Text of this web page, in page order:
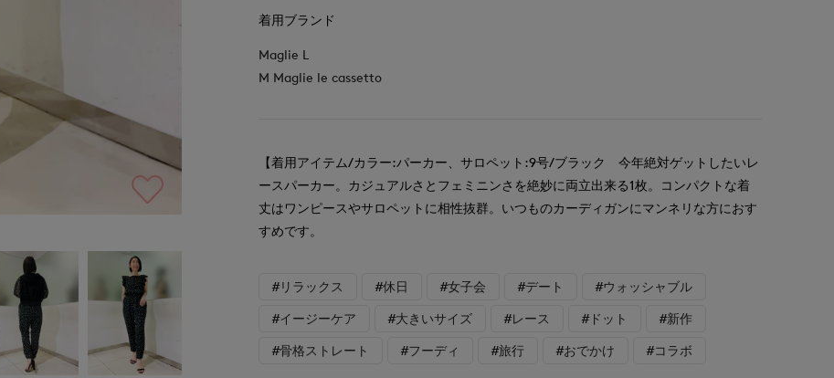
着用ブランド
Maglie L
M Maglie le cassetto
【着用アイテム/カラー:パーカー、サロペット:9号/ブラック 今年絶対ゲットしたいレ
ースパーカー。カジュアルさとフェミニンさを絶妙に両立出来る1枚。コンパクトな着
丈はワンピースやサロペットに相性抜群。いつものカーディガンにマンネリな方におす
すめです。
#リラックス #休日 #女子会 #デート #ウォッシャブル
#イージーケア #大きいサイズ #レース #ドット #新作
#骨格ストレート #フーディ #旅行 #おでかけ #コラボ